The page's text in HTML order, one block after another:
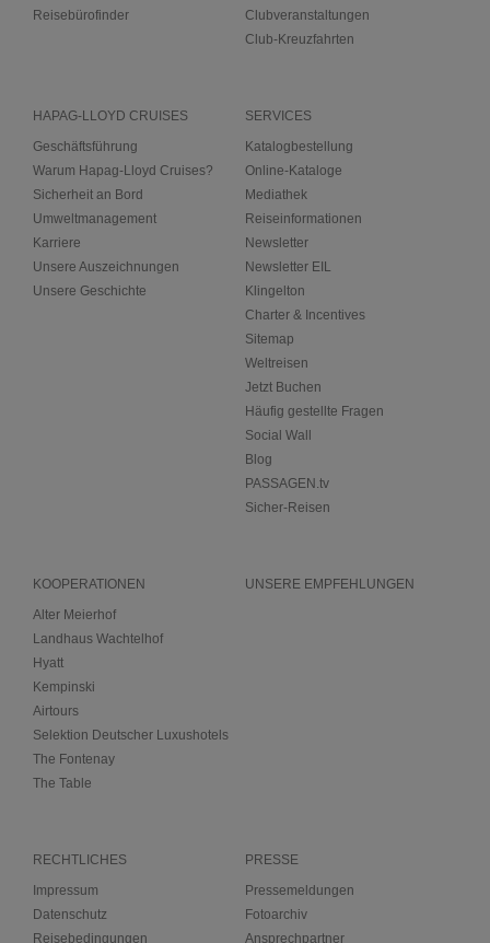
Reisebürofinder
Clubveranstaltungen
Club-Kreuzfahrten
HAPAG-LLOYD CRUISES
Geschäftsführung
Warum Hapag-Lloyd Cruises?
Sicherheit an Bord
Umweltmanagement
Karriere
Unsere Auszeichnungen
Unsere Geschichte
SERVICES
Katalogbestellung
Online-Kataloge
Mediathek
Reiseinformationen
Newsletter
Newsletter EIL
Klingelton
Charter & Incentives
Sitemap
Weltreisen
Jetzt Buchen
Häufig gestellte Fragen
Social Wall
Blog
PASSAGEN.tv
Sicher-Reisen
KOOPERATIONEN
Alter Meierhof
Landhaus Wachtelhof
Hyatt
Kempinski
Airtours
Selektion Deutscher Luxushotels
The Fontenay
The Table
UNSERE EMPFEHLUNGEN
RECHTLICHES
Impressum
Datenschutz
Reisebedingungen
PRESSE
Pressemeldungen
Fotoarchiv
Ansprechpartner